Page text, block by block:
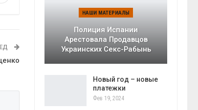
НАШИ МАТЕРИАЛЫ
Полиция Испании
Арестовала Продавцов
Украинских Секс-Рабынь
Новый год – новые
платежки
Фев 19, 2024